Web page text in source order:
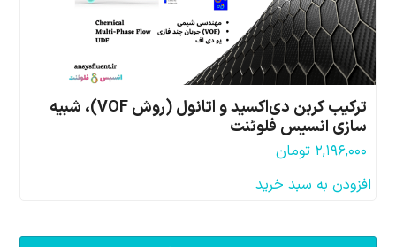
ترکیب کربن دی‌اکسید و اتانول (روش VOF)، شبیه
سازی انسیس فلوئنت
۲,۱۹۶,۰۰۰ تومان
افزودن به سبد خرید